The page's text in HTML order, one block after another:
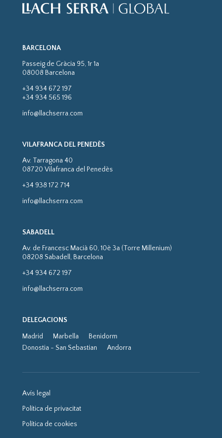
BARCELONA
Passeig de Gràcia 95, 1r 1a
08008 Barcelona
+34 934 672 197
+34 934 565 196
info@llachserra.com
VILAFRANCA DEL PENEDÈS
Av. Tarragona 40
08720 Vilafranca del Penedès
+34 938 172 714
info@llachserra.com
SABADELL
Av. de Francesc Macià 60, 10è 3a (Torre Millenium)
08208 Sabadell, Barcelona
+34 934 672 197
info@llachserra.com
DELEGACIONS
Madrid Marbella
Benidorm
Donostia - San Sebastian
Andorra
Avís legal
Política de privacitat
Política de cookies